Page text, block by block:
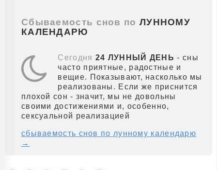
Сбываемость снов по ЛУННОМУ
КАЛЕНДАРЮ
Сегодня 24 ЛУННЫЙ ДЕНЬ - сны
часто приятные, радостные и
вещие. Показывают, насколько мы
реализованы. Если же приснится
плохой сон - значит, мы не довольны
своими достижениями и, особенно,
сексуальной реализацией
сбываемость снов по лунному календарю
→